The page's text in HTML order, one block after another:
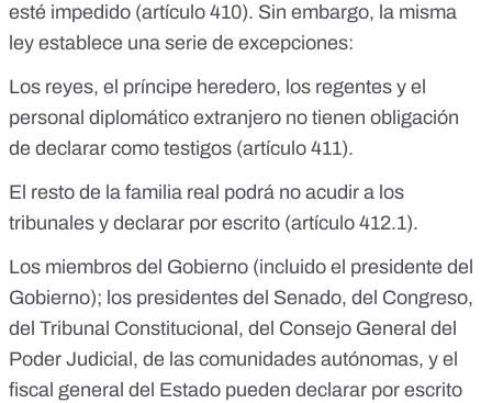
esté impedido (artículo 410). Sin embargo, la misma
ley establece una serie de excepciones:
Los reyes, el príncipe heredero, los regentes y el
personal diplomático extranjero no tienen obligación
de declarar como testigos (artículo 411).
El resto de la familia real podrá no acudir a los
tribunales y declarar por escrito (artículo 412.1).
Los miembros del Gobierno (incluido el presidente del
Gobierno); los presidentes del Senado, del Congreso,
del Tribunal Constitucional, del Consejo General del
Poder Judicial, de las comunidades autónomas, y el
fiscal general del Estado pueden declarar por escrito